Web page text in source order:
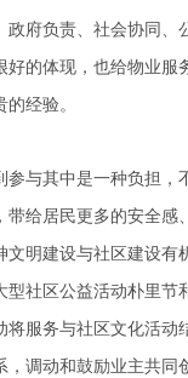
负责、社会协同、
的体现，也给物业
经验。
其中是一种负担，
给居民更多的安全
明建设与社区建设
社区公益活动朴里
服务与社区文化活
调动和鼓励业主共